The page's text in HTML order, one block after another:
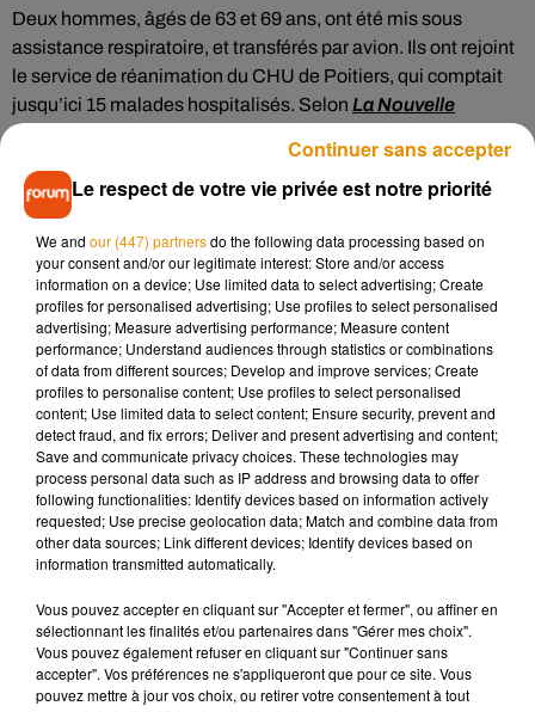
Deux hommes, âgés de 63 et 69 ans, ont été mis sous
assistance respiratoire, et transférés par avion. Ils ont rejoint
le service de réanimation du CHU de Poitiers, qui comptait
jusqu’ici 15 malades hospitalisés. Selon La Nouvelle
République
Et les transferts ne devraient pas s’arrêter là. Le CHU devrait
pic.twitter.com/3k9SmEOWHr
— CHU de Poitiers (@CHU_de_Poitiers) March 11, 2021
Musique
Madonna sort enfin le remix de « Love
Sensation » avec Kylie Minogue
Angèle et Amélie Lens dévoilent leur
collaboration tant attendue
Le respect de votre vie privée est notre priorité
We and our (447) partnersdo the following data processing based on
your consent and/or our legitimate interest: Store and/or access
information on a device; Use limited data to select advertising; Create
profiles for personalised advertising; Use profiles to select personalised
advertising; Measure advertising performance; Measure content
performance; Understand audiences through statistics or combinations
of data from different sources; Develop and improve services; Create
profiles to personalise content; Use profiles to select personalised
content; Use limited data to select content; Ensure security, prevent and
detect fraud, and fix errors; Deliver and present advertising and content;
Save and communicate privacy choices. These technologies may
process personal data such as IP address and browsing data to offer
following functionalities: Identify devices based on information actively
requested; Use precise geolocation data; Match and combine data from
other data sources; Link different devices; Identify devices based on
information transmitted automatically.
Vous pouvez accepter en cliquant sur "Accepter et fermer", ou affiner en
sélectionnant les finalités et/ou partenaires dans "Gérer mes choix".
Vous pouvez également refuser en cliquant sur "Continuer sans
accepter". Vos préférences ne s'appliqueront que pour ce site. Vous
pouvez mettre à jour vos choix, ou retirer votre consentement à tout
Continuer sans accepter